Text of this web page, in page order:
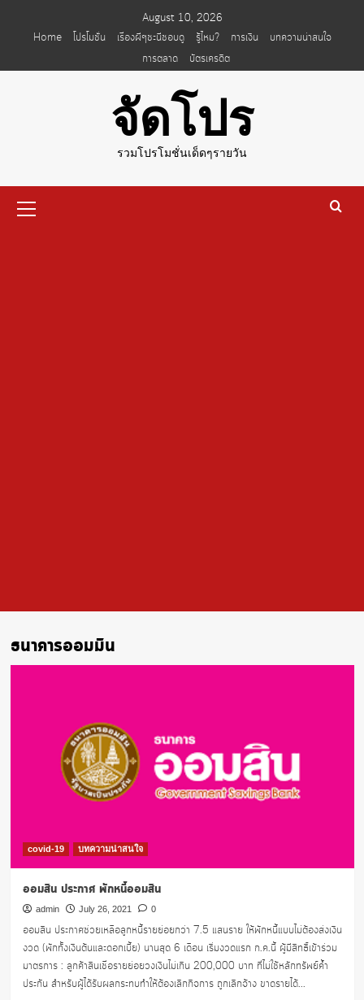
August 10, 2026
Home
โปรโมชั่น เรื่องผีๆชะนีชอบดู รู้ไหม? การเงิน
บทความน่าสนใจ
การตลาด
บัตรเครดิต
จัดโปร
รวมโปรโมชั่นเด็ดๆรายวัน
Menu
ธนาคารออมมิน
covid-19 บทความน่าสนใจ
ออมสิน ประกาศ พักหนี้ออมสิน
admin July 26, 2021 0
ออมสิน ประกาศช่วยเหลือลูกหนี้รายย่อยกว่า 7.5 แสนราย ให้พักหนี้แบบไม่ต้องส่งเงิน
งวด (พักทั้งเงินต้นและดอกเบี้ย) นานสุด 6 เดือน เริ่มงวดแรก ก.ค.นี้ ผู้มีสิทธิ์เข้าร่วม
มาตรการ : ลูกค้าสินเชื่อรายย่อยวงเงินไม่เกิน 200,000 บาท ที่ไม่ใช้หลักทรัพย์ค้ำ
ประกัน สำหรับผู้ได้รับผลกระทบทำให้ต้องเลิกกิจการ ถูกเลิกจ้าง ขาดรายได้...